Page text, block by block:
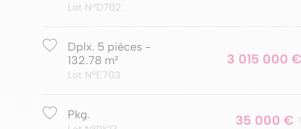
Lot NºD702
Dplx. 5 pièces -
132.78 m²
Lot NºE703
3 015 000 €
Pkg. 35 000 €